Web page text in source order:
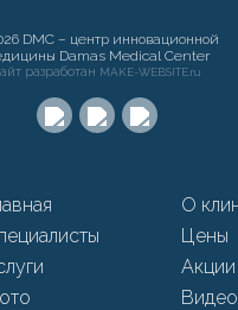
DMC – центр инновационной
Damas Medical Center
разработан MAKE-WEBSITE.ru
О
Цены
Акции
Видео